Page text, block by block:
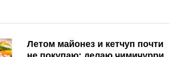
Летом майонез и кетчуп почти